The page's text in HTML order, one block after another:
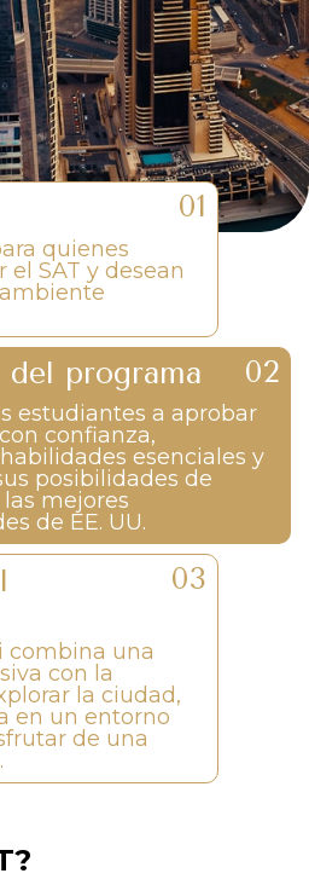
quienes
SAT y desean
programa
estudiantes a aprobar
confianza,
esenciales y
posibilidades de
mejores
de EE. UU.
combina una
con la
la ciudad,
en un entorno
de una